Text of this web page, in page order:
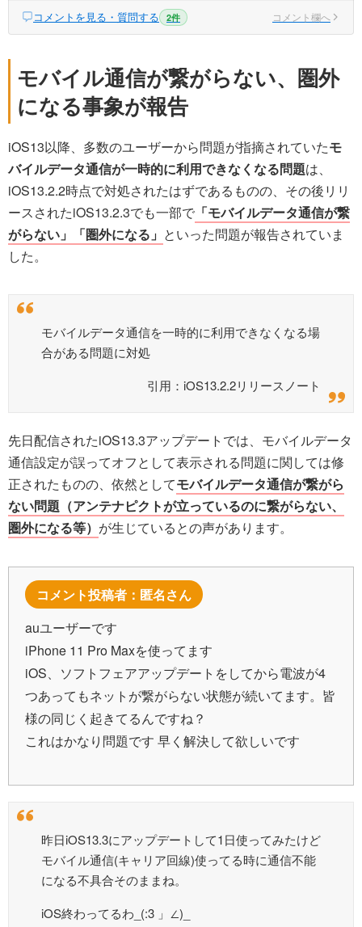
コメントを見る・質問する 2件 コメント欄へ
モバイル通信が繋がらない、圏外
になる事象が報告
iOS13以降、多数のユーザーから問題が指摘されていたモ
バイルデータ通信が一時的に利用できなくなる問題は、
iOS13.2.2時点で対処されたはずであるものの、その後リリ
ースされたiOS13.2.3でも一部で 「モバイルデータ通信が繋
がらない」「圏外になる」 といった問題が報告されていま
した。
モバイルデータ通信を一時的に利用できなくなる場
合がある問題に対処
引用：iOS13.2.2リリースノート
先日配信されたiOS13.3アップデートでは、モバイルデータ
通信設定が誤ってオフとして表示される問題に関しては修
正されたものの、依然としてモバイルデータ通信が繋がら
ない問題（アンテナピクトが立っているのに繋がらない、
圏外になる等） が生じているとの声があります。
コメント投稿者：匿名さん
auユーザーです
iPhone 11 Pro Maxを使ってます
iOS、ソフトフェアアップデートをしてから電波が4
つあってもネットが繋がらない状態が続いてます。皆
様の同じく起きてるんですね？
これはかなり問題です 早く解決して欲しいです
昨日iOS13.3にアップデートして1日使ってみたけど
モバイル通信(キャリア回線)使ってる時に通信不能
になる不具合そのままね。
iOS終わってるわ_(:3 」∠)_